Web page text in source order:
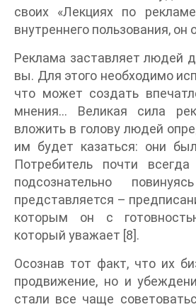
своих «Лекциях по
внутреннего пользования, он
Реклама заставляет людей
вы. Для этого необходимо
что может создать
мнения… Великая сила
вложить в голову людей
им будет казаться: они
Потребитель почти
подсознательно
представляется –
которым он с
который уважает [8].
Осознав тот факт, что их
продвижение, но и
стали все чаще